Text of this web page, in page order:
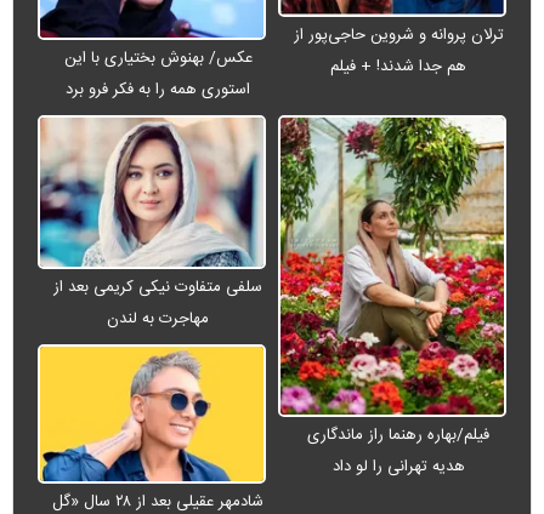
ترلان پروانه و شروین حاجی‌پور از
هم جدا شدند! + فیلم
عکس/ بهنوش بختیاری با این
استوری همه را به فکر فرو برد
فیلم/بهاره رهنما راز ماندگاری
هدیه تهرانی را لو داد
سلفی متفاوت نیکی کریمی بعد از
مهاجرت به لندن
شادمهر عقیلی بعد از ۲۸ سال «گل